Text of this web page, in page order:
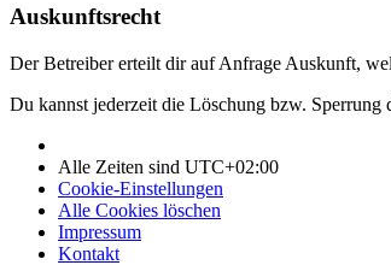
Auskunftsrecht
Der Betreiber erteilt dir auf Anfrage Auskunft,
Du kannst jederzeit die Löschung bzw.
Alle Zeiten sind UTC+02:00
Cookie-Einstellungen
Alle Cookies löschen
Impressum
Kontakt